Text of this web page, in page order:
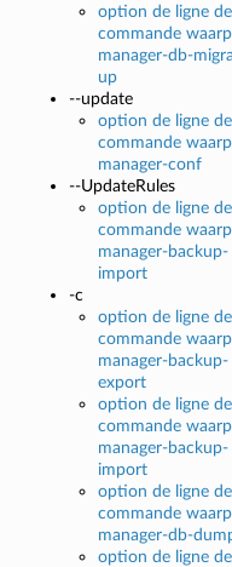
option de ligne de
commande
manager-db-
up
--update
option de ligne de
commande
manager-conf
--UpdateRules
option de ligne de
commande
manager-backup-
import
-c
option de ligne de
commande
manager-backup-
export
option de ligne de
commande
manager-backup-
import
option de ligne de
commande
manager-db-
option de ligne de